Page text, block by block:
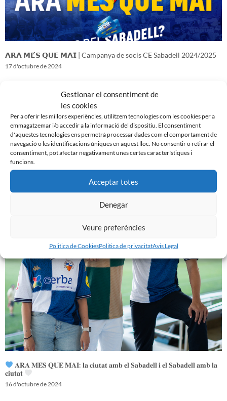
Gestionar el consentiment de
les cookies
Per a oferir les millors experiències, utilitzem tecnologies com les cookies per a
emmagatzemar i/o accedir a la informació del dispositiu. El consentiment
d'aquestes tecnologies ens permetrà processar dades com el comportament de
navegació o les identificacions úniques en aquest lloc. No consentir o retirar el
consentiment, pot afectar negativament unes certes característiques i
funcions.
Acceptar totes
Denegar
Veure preferències
Politica de CookiesPolitica de privacitatAvis Legal
𝗔𝗥𝗔 𝗠𝗘́𝗦 𝗤𝗨𝗘 𝗠𝗔𝗜 | Campanya de socis CE Sabadell 2024/2025
17 d'octubre de 2024
𝑽𝒆𝒏𝒊𝒎 𝒅’𝒖𝒏𝒂 𝒈𝒓𝒂𝒏 𝒃𝒂𝒕𝒂𝒍𝒍𝒂…𝒊 𝒂𝒏𝒆𝒎 𝒂 𝒑𝒆𝒓 𝒍𝒂 𝒔𝒆𝒈𝒖̈𝒆𝒏𝒕
𝐀𝐑𝐀 𝐌𝐄́𝐒 𝐐𝐔𝐄 𝐌𝐀𝐈: 𝐥𝐚 𝐜𝐢𝐮𝐭𝐚𝐭 𝐚𝐦𝐛 𝐞𝐥 𝐒𝐚𝐛𝐚𝐝𝐞𝐥𝐥 𝐢 𝐞𝐥 𝐒𝐚𝐛𝐚𝐝𝐞𝐥𝐥 𝐚𝐦𝐛 𝐥𝐚
𝐜𝐢𝐮𝐭𝐚𝐭
16 d'octubre de 2024